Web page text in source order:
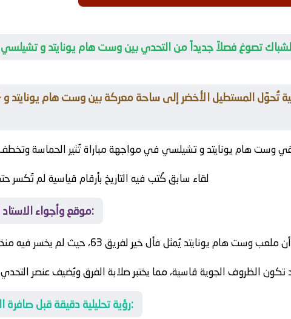
تصوغ فصلاً جديداً من التحدي بين وست هام يونايتد و تشيلسي
🌟 تُشعل
وست هام يونايتدوتشيلسي
لقاء سابق كُتب فيه التاريخ بأرقام قياسية لم تُكسر
موقع وأجواء الاستاد اليوم:
هام يونايتد يُمثل فأل خير لفريق 63، حيث لم يخسر فيه منذ سنوات
تكون الظروف الجوية قاسية، مما يختبر صلابة الفرق ويُضيف عنصر التحدي
رؤية تحليلية دقيقة قبل صافرة البداية: